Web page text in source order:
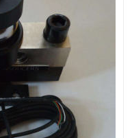
品烘干机
送机
全自动输送机
品螺旋塔